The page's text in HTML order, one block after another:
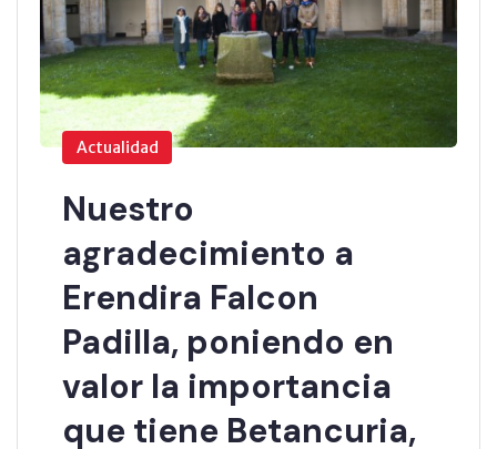
Actualidad
Nuestro
agradecimiento a
Erendira Falcon
Padilla, poniendo en
valor la importancia
que tiene Betancuria,